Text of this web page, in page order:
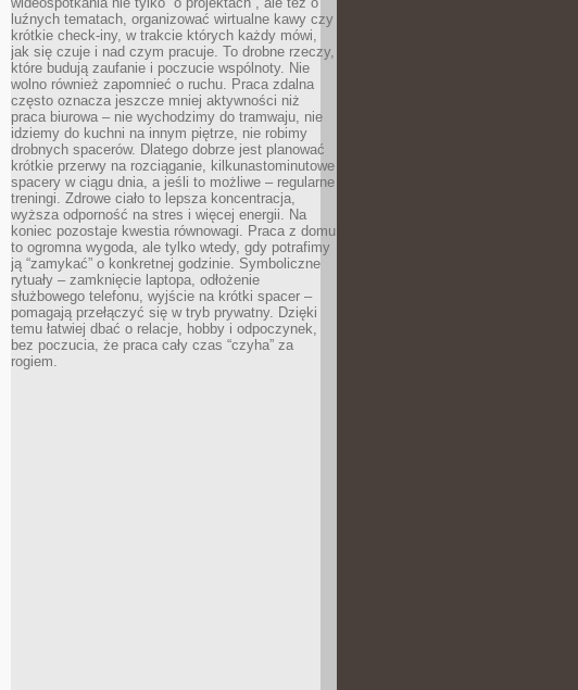
luźnych tematach, organizować wirtualne kawy czy
krótkie check-iny, w trakcie których każdy mówi,
jak się czuje i nad czym pracuje. To drobne rzeczy,
które budują zaufanie i poczucie wspólnoty. Nie
wolno również zapomnieć o ruchu. Praca zdalna
często oznacza jeszcze mniej aktywności niż
praca biurowa – nie wychodzimy do tramwaju, nie
idziemy do kuchni na innym piętrze, nie robimy
drobnych spacerów. Dlatego dobrze jest planować
krótkie przerwy na rozciąganie, kilkunastominutowe
spacery w ciągu dnia, a jeśli to możliwe – regularne
treningi. Zdrowe ciało to lepsza koncentracja,
wyższa odporność na stres i więcej energii. Na
koniec pozostaje kwestia równowagi. Praca z domu
to ogromna wygoda, ale tylko wtedy, gdy potrafimy
ją “zamykać” o konkretnej godzinie. Symboliczne
rytuały – zamknięcie laptopa, odłożenie
służbowego telefonu, wyjście na krótki spacer –
pomagają przełączyć się w tryb prywatny. Dzięki
temu łatwiej dbać o relacje, hobby i odpoczynek,
bez poczucia, że praca cały czas “czyha” za
rogiem.